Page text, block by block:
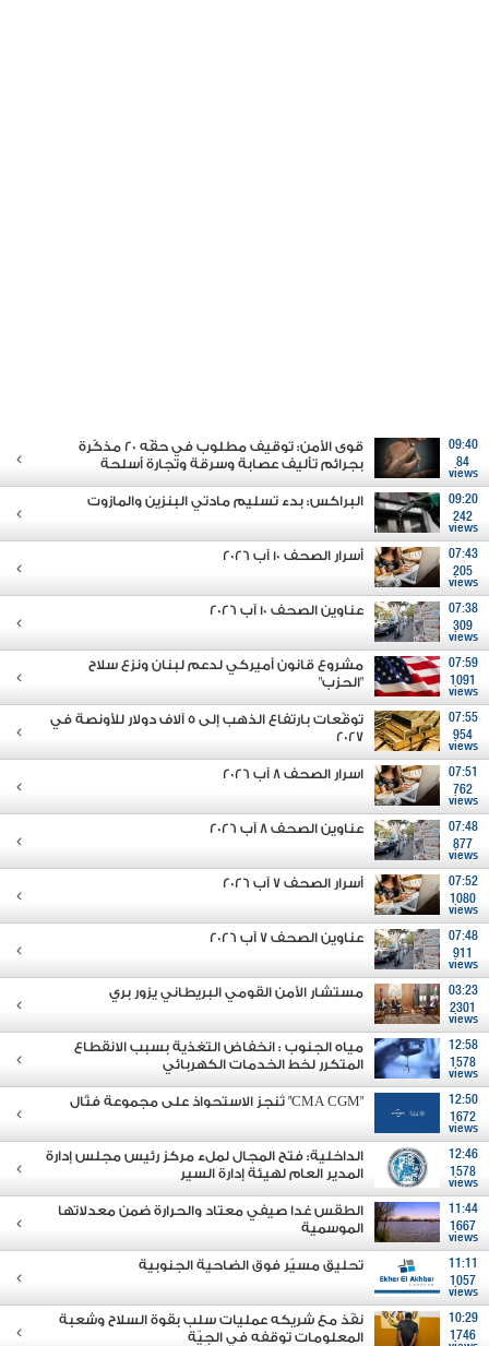
09:40
84
views
قوى الأمن: توقيف مطلوب في حقّه 20 مذكّرة
بجرائم تأليف عصابة وسرقة وتجارة أسلحة
09:20
242
views
البراكس: بدء تسليم مادتي البنزين والمازوت
07:43
205
views
أسرار الصحف 10 آب 2026
07:38
309
views
عناوين الصحف 10 آب 2026
07:59
1091
views
مشروع قانون أميركي لدعم لبنان ونزع سلاح
"الحزب"
07:55
954
views
توقّعات بارتفاع الذهب إلى 5 آلاف دولار للأونصة في
2027
07:51
762
views
اسرار الصحف 8 آب 2026
07:48
877
views
عناوين الصحف 8 آب 2026
07:52
1080
views
أسرار الصحف 7 آب 2026
07:48
911
views
عناوين الصحف 7 آب 2026
03:23
2301
views
مستشار الأمن القومي البريطاني يزور بري
12:58
1578
views
مياه الجنوب : انخفاض التغذية بسبب الانقطاع
المتكرر لخط الخدمات الكهربائي
12:50
1672
views
"CMA CGM" تُنجز الاستحواذ على مجموعة فتّال
12:46
1578
views
الداخلية: فتح المجال لملء مركز رئيس مجلس إدارة
المدير العام لهيئة إدارة السير
11:44
1667
views
الطقس غدا صيفي معتاد والحرارة ضمن معدلاتها
الموسمية
11:11
1057
views
تحليق مسيّر فوق الضاحية الجنوبية
10:29
1746
نفّذ مع شريكه عمليات سلب بقوة السلاح وشعبة
المعلومات توقفه في الجِيّة